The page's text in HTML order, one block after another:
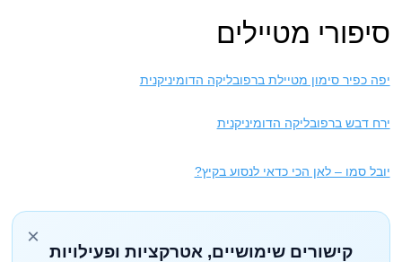
סיפורי מטיילים
יפה כפיר סימון מטיילת ברפובליקה הדומיניקנית
ירח דבש ברפובליקה הדומיניקנית
יובל סמו – לאן הכי כדאי לנסוע בקיץ?
×
קישורים שימושיים, אטרקציות ופעילויות